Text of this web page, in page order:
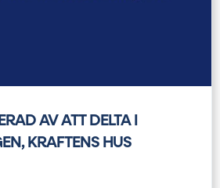
AV ATT DELTA I
KRAFTENS HUS